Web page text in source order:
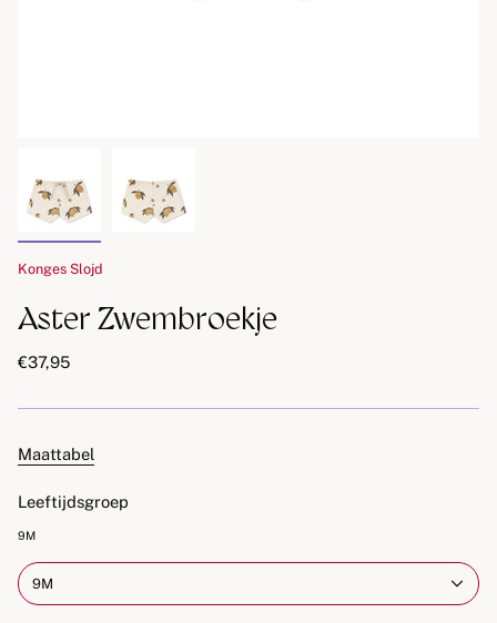
Konges Slojd
Aster Zwembroekje
€37,95
Maattabel
Leeftijdsgroep
9M
9M